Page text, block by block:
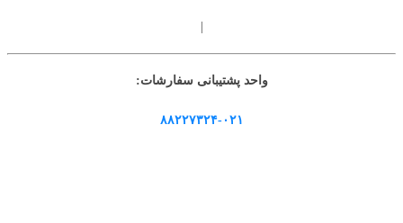
واحد پشتیبانی سفارشات:
۸۸۲۲۷۳۲۴-۰۲۱